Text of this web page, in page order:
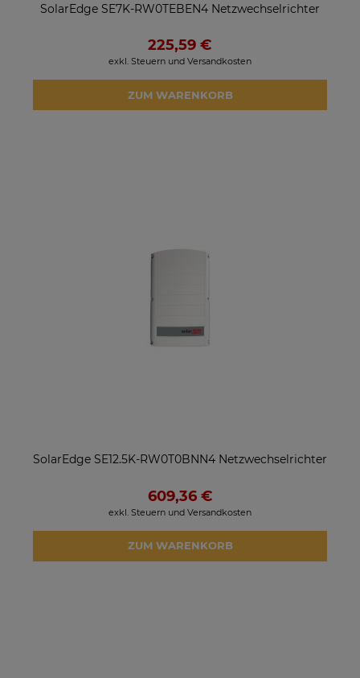
SolarEdge SE7K-RW0TEBEN4 Netzwechselrichter
225,59 €
exkl. Steuern und Versandkosten
ZUM WARENKORB
SolarEdge SE12.5K-RW0T0BNN4 Netzwechselrichter
609,36 €
exkl. Steuern und Versandkosten
ZUM WARENKORB